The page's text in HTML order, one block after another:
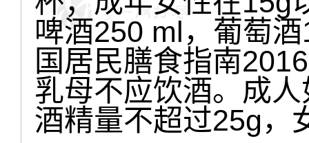
啤酒250 ml，葡萄
国居民膳食指南
乳母不应饮酒。成
酒精量不超过25g，